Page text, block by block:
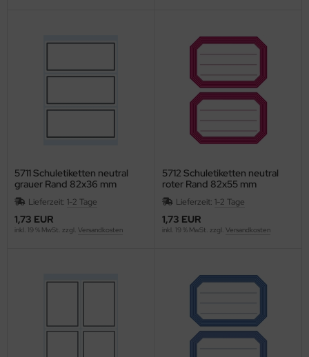
5711 Schuletiketten neutral
grauer Rand 82x36 mm
Lieferzeit: 1-2 Tage
1,73 EUR
inkl. 19 % MwSt. zzgl. Versandkosten
5712 Schuletiketten neutral
roter Rand 82x55 mm
Lieferzeit: 1-2 Tage
1,73 EUR
inkl. 19 % MwSt. zzgl. Versandkosten